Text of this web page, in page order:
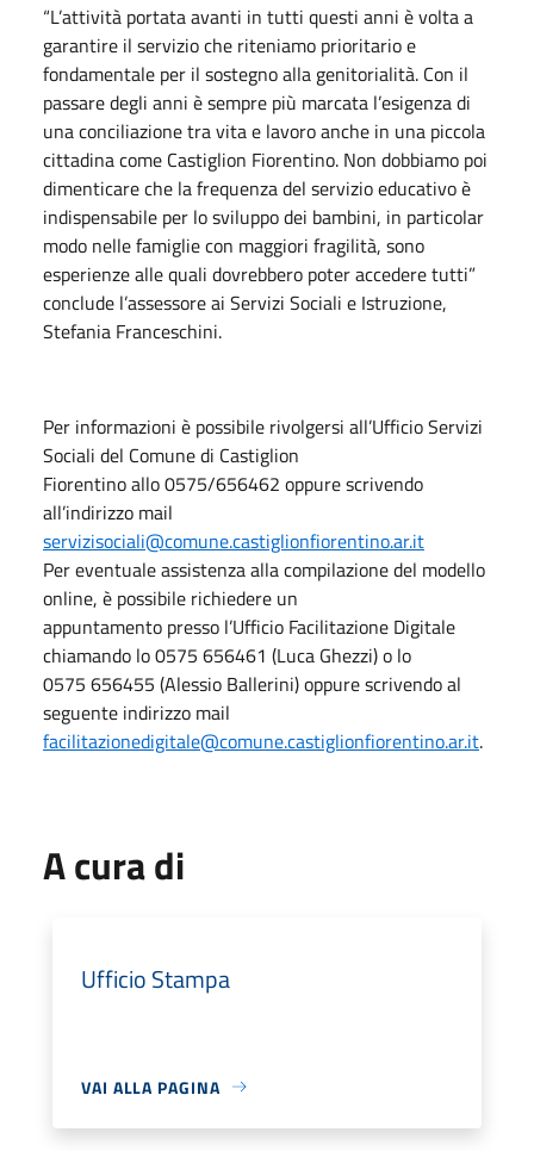
“L’attività portata avanti in tutti questi anni è volta a
garantire il servizio che riteniamo prioritario e
fondamentale per il sostegno alla genitorialità. Con il
passare degli anni è sempre più marcata l’esigenza di
una conciliazione tra vita e lavoro anche in una piccola
cittadina come Castiglion Fiorentino. Non dobbiamo poi
dimenticare che la frequenza del servizio educativo è
indispensabile per lo sviluppo dei bambini, in particolar
modo nelle famiglie con maggiori fragilità, sono
esperienze alle quali dovrebbero poter accedere tutti”
conclude l’assessore ai Servizi Sociali e Istruzione,
Stefania Franceschini.
Per informazioni è possibile rivolgersi all’Ufficio Servizi
Sociali del Comune di Castiglion
Fiorentino allo 0575/656462 oppure scrivendo
all’indirizzo mail
servizisociali@comune.castiglionfiorentino.ar.it
Per eventuale assistenza alla compilazione del modello
online, è possibile richiedere un
appuntamento presso l’Ufficio Facilitazione Digitale
chiamando lo 0575 656461 (Luca Ghezzi) o lo
0575 656455 (Alessio Ballerini) oppure scrivendo al
seguente indirizzo mail
facilitazionedigitale@comune.castiglionfiorentino.ar.it.
A cura di
Ufficio Stampa
VAI ALLA PAGINA